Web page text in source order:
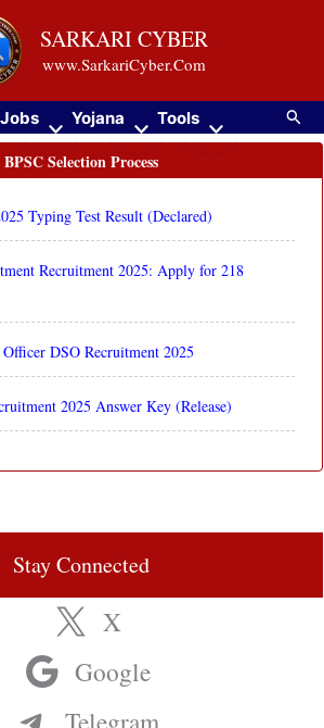
SARKARI CYBER
www.SarkariCyber.Com
Jobs Yojana Tools
BPSC Selection Process
Typing Test Result (Declared)
Recruitment 2025: Apply for 218
DSO Recruitment 2025
2025 Answer Key (Release)
Stay Connected
X
Google